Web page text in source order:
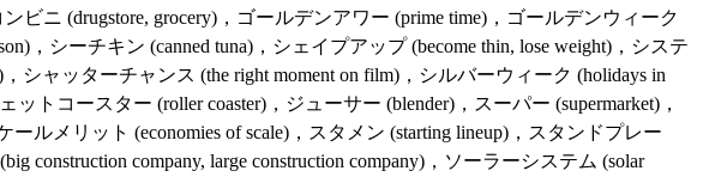
ンビニ (drugstore, grocery)，ゴールデンアワー (prime time)，ゴールデンウィーク
，シーチキン (canned tuna)，シェイプアップ (become thin, lose weight)，システ
シャッターチャンス (the right moment on film)，シルバーウィーク (holidays in
トコースター (roller coaster)，ジューサー (blender)，スーパー (supermarket)，
ールメリット (economies of scale)，スタメン (starting lineup)，スタンドプレー
construction company, large construction company)，ソーラーシステム (solar